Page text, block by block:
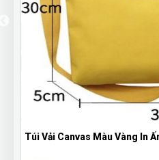
Túi Vải Canvas Màu Vàng In